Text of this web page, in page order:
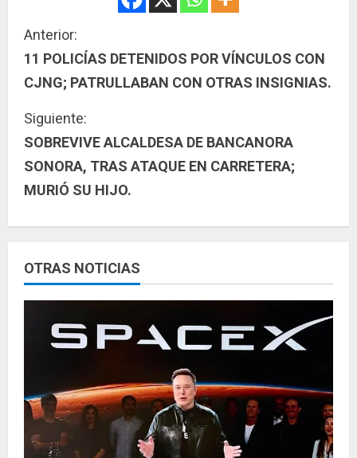
S
i
u
e
y
e
o
Anterior:
11 POLICÍAS DETENIDOS POR VÍNCULOS CON
CJNG; PATRULLABAN CON OTRAS INSIGNIAS.
Siguiente:
SOBREVIVE ALCALDESA DE BANCANORA
SONORA, TRAS ATAQUE EN CARRETERA;
MURIÓ SU HIJO.
OTRAS NOTICIAS